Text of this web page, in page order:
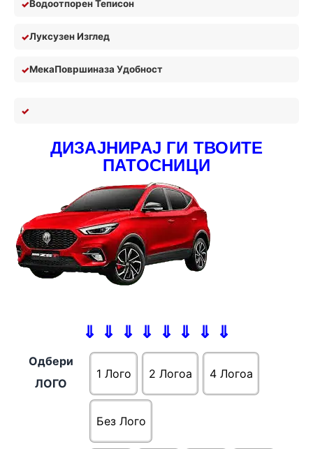
Водоотпорен Теписон
Луксузен Изглед
МекаПовршиназа Удобност
ДИЗАЈНИРАЈ ГИ ТВОИТЕ
ПАТОСНИЦИ
⇓ ⇓ ⇓ ⇓ ⇓ ⇓ ⇓ ⇓
Одбери
ЛОГО
1 Лого 2 Логоa 4 Логоa
Без Лого